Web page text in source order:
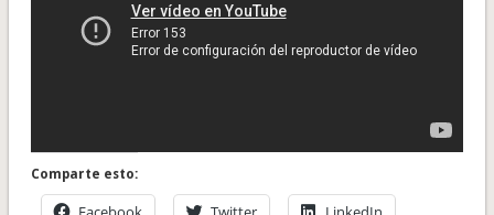
Comparte esto: